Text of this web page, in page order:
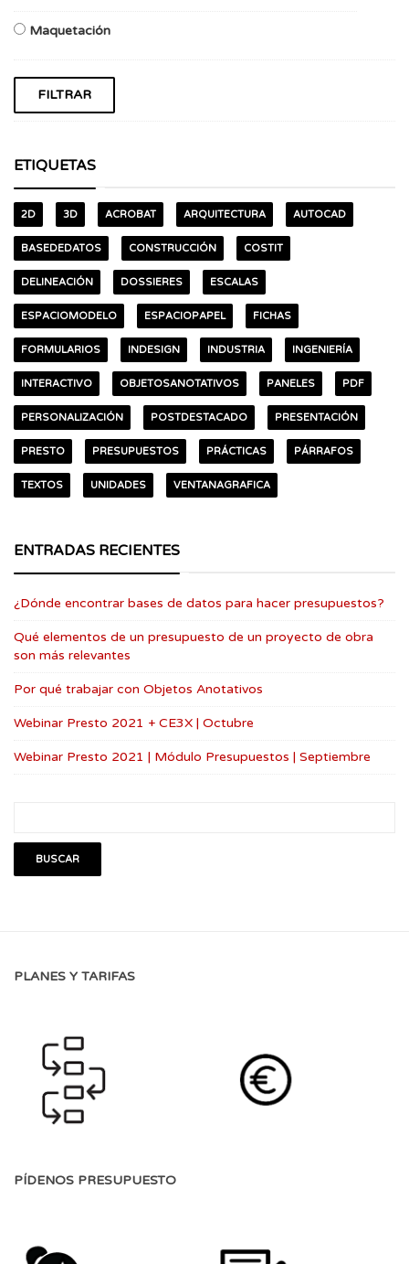
Maquetación
ETIQUETAS
2D 3D ACROBAT ARQUITECTURA AUTOCAD
BASEDEDATOS CONSTRUCCIÓN COSTIT
DELINEACIÓN DOSSIERES ESCALAS
ESPACIOMODELO ESPACIOPAPEL FICHAS
FORMULARIOS INDESIGN INDUSTRIA INGENIERÍA
INTERACTIVO OBJETOSANOTATIVOS PANELES PDF
PERSONALIZACIÓN POSTDESTACADO PRESENTACIÓN
PRESTO PRESUPUESTOS PRÁCTICAS PÁRRAFOS
TEXTOS UNIDADES VENTANAGRAFICA
ENTRADAS RECIENTES
¿Dónde encontrar bases de datos para hacer presupuestos?
Qué elementos de un presupuesto de un proyecto de obra
son más relevantes
Por qué trabajar con Objetos Anotativos
Webinar Presto 2021 + CE3X | Octubre
Webinar Presto 2021 | Módulo Presupuestos | Septiembre
PLANES Y TARIFAS
PÍDENOS PRESUPUESTO